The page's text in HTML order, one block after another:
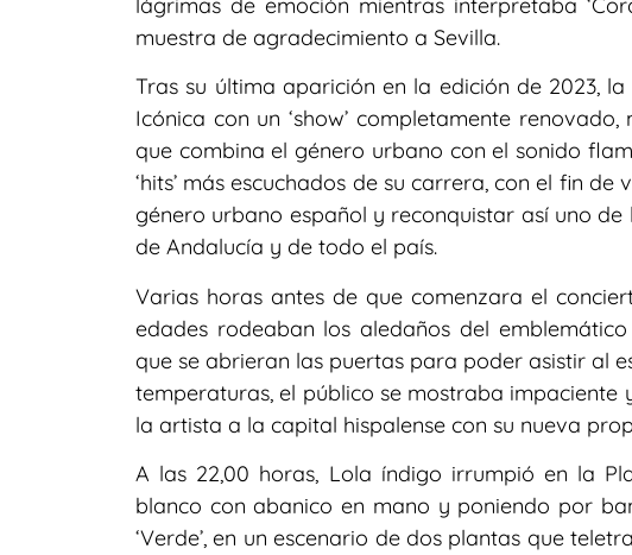
muestra de agradecimiento a Sevilla.
Tras su última aparición en la edición de 2023,
Icónica con un ‘show’ completamente
que combina el género urbano con el sonido
‘hits’ más escuchados de su carrera, con el fin
género urbano español y reconquistar así uno
de Andalucía y de todo el país.
Varias horas antes de que comenzara el
edades rodeaban los aledaños del
que se abrieran las puertas para poder asistir al
temperaturas, el público se mostraba
la artista a la capital hispalense con su nueva
A las 22,00 horas, Lola índigo irrumpió en la
blanco con abanico en mano y poniendo por
‘Verde’, en un escenario de dos plantas que